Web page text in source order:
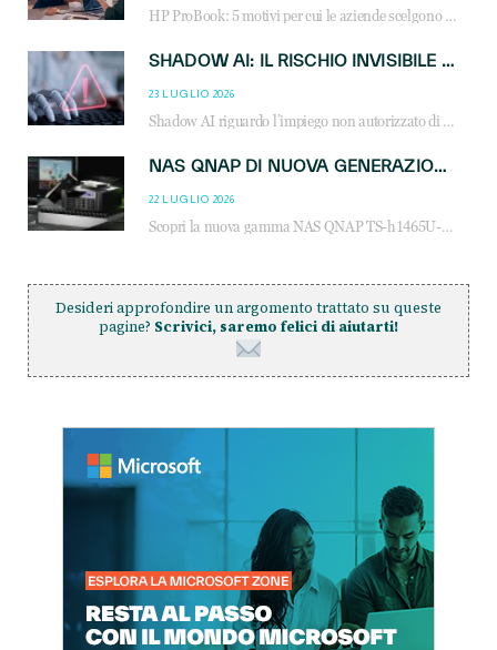
HP ProBook: 5 motivi per cui le aziende scelgono i notebook business HP per migliorare produttività, sicurezza e gestione dell’AI.
SHADOW AI: IL RISCHIO INVISIBILE CHE LE AZIENDE POSSONO GOVERNARE
23 LUGLIO 2026
Shadow AI riguardo l’impiego non autorizzato di sistemi AI all’interno dell’azienda. E’ una pratica che si diffonde a partire dai dipendenti fino ai dirigenti e mette a repentaglio la cybersecurity, con costi più elevati per le organizzazioni. Due recenti report illustrano il fenomeno e forniscono dati in merito
NAS QNAP DI NUOVA GENERAZIONE: PIÙ PRESTAZIONI, SCALABILITÀ E PROTEZIONE DEI DATI PER LE INFRASTRUTTURE IT MODERNE
22 LUGLIO 2026
Scopri la nuova gamma NAS QNAP TS-h1465U-RP, TS-h1065eU e TS-h665U: storage aziendale con ZFS, DDR5, E1.S NVMe e connettività 2.5GbE per backup, virtualizzazione e cybersecurity.
Desideri approfondire un argomento trattato su queste
pagine? Scrivici, saremo felici di aiutarti!